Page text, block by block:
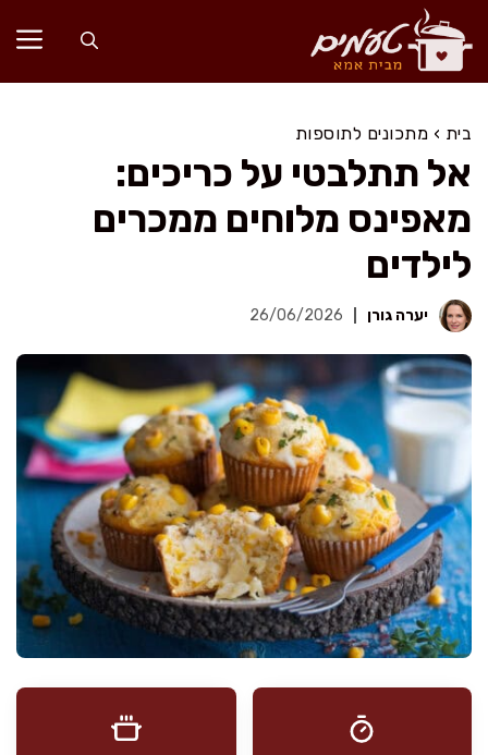
לדלג
לתוכן
בית › מתכונים לתוספות
אל תתלבטי על כריכים:
מאפינס מלוחים ממכרים
לילדים
יערה גורן 26/06/2026